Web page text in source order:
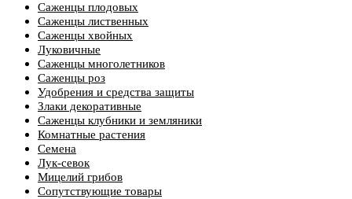
Саженцы плодовых
Саженцы лиственных
Саженцы хвойных
Луковичные
Саженцы многолетников
Саженцы роз
Удобрения и средства защиты
Злаки декоративные
Саженцы клубники и земляники
Комнатные растения
Семена
Лук-севок
Мицелий грибов
Сопутствующие товары